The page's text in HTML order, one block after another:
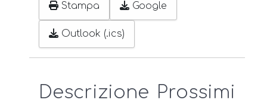
Stampa Google
Outlook (.ics)
Descrizione Prossimi